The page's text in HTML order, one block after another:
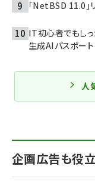
企画広告も役
「NetBSD 11.0
IT初心者でもしっ
生成AIパスポート
人